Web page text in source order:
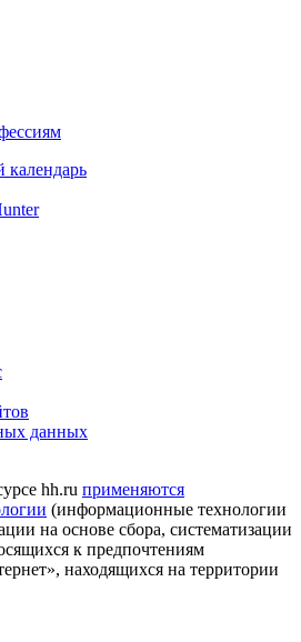
календарь
данных
hh.ru применяются
(информационные технологии
на основе сбора, систематизации
к предпочтениям
находящихся на территории